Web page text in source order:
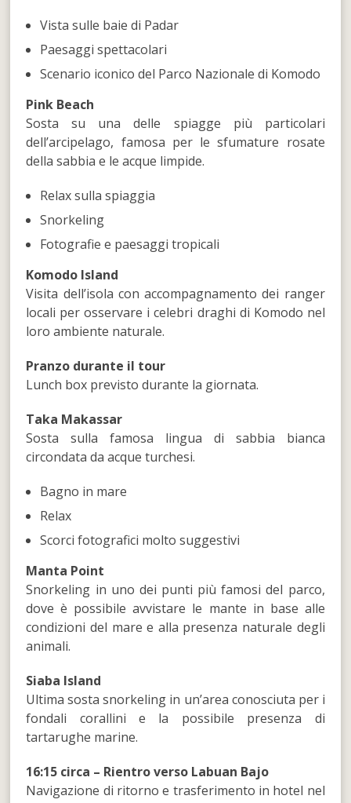
Vista sulle baie di Padar
Paesaggi spettacolari
Scenario iconico del Parco Nazionale di Komodo
Pink Beach
Sosta su una delle spiagge più particolari
dell’arcipelago, famosa per le sfumature rosate
della sabbia e le acque limpide.
Relax sulla spiaggia
Snorkeling
Fotografie e paesaggi tropicali
Komodo Island
Visita dell’isola con accompagnamento dei ranger
locali per osservare i celebri draghi di Komodo nel
loro ambiente naturale.
Pranzo durante il tour
Lunch box previsto durante la giornata.
Taka Makassar
Sosta sulla famosa lingua di sabbia bianca
circondata da acque turchesi.
Bagno in mare
Relax
Scorci fotografici molto suggestivi
Manta Point
Snorkeling in uno dei punti più famosi del parco,
dove è possibile avvistare le mante in base alle
condizioni del mare e alla presenza naturale degli
animali.
Siaba Island
Ultima sosta snorkeling in un’area conosciuta per i
fondali corallini e la possibile presenza di
tartarughe marine.
16:15 circa – Rientro verso Labuan Bajo
Navigazione di ritorno e trasferimento in hotel nel